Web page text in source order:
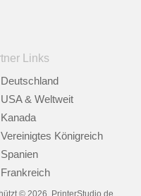
Links
Deutschland
USA & Weltweit
Kanada
Vereinigtes Königreich
Spanien
Frankreich
© 2026, PrinterStudio.de